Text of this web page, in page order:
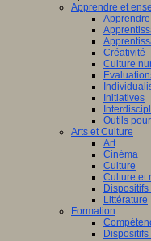
Apprendre et
Apprendre
Créativité
Culture
Initiatives
Outils
Arts et Culture
Art
Cinéma
Culture
Culture et
Littérature
Formation